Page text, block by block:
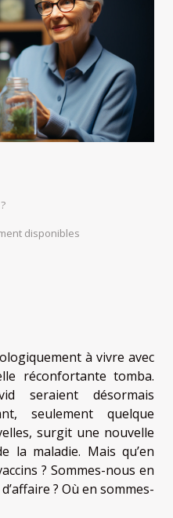
disponibles
à vivre avec
réconfortante tomba.
seraient désormais
seulement quelque
surgit une nouvelle
la maladie. Mais qu’en
? Sommes-nous en
? Où en sommes-